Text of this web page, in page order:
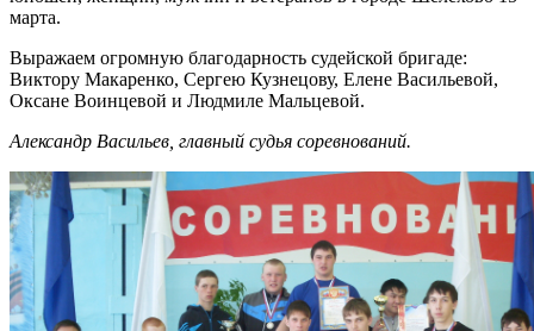
марта.
Выражаем огромную благодарность судейской бригаде:
Виктору Макаренко, Сергею Кузнецову, Елене Васильевой,
Оксане Воинцевой и Людмиле Мальцевой.
Александр Васильев, главный судья соревнований.